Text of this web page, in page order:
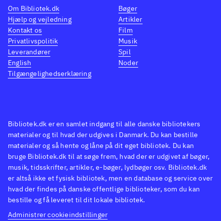
Bibliotek.dk er en samlet indgang til alle danske bibliotekers
materialer og til hvad der udgives i Danmark. Du kan bestille
materialer og så hente og låne på dit eget bibliotek. Du kan
bruge Bibliotek.dk til at søge frem, hvad der er udgivet af bøger,
musik, tidsskrifter, artikler, e-bøger, lydbøger osv. Bibliotek.dk
er altså ikke et fysisk bibliotek, men en database og service over
hvad der findes på danske offentlige biblioteker, som du kan
bestille og få leveret til dit lokale bibliotek.
Administrer cookieindstillinger
Om Bibliotek.dk
Hjælp og vejledning
Kontakt os
Privatlivspolitik
Leverandører
English
Tilgængelighedserklæring
Bøger
Artikler
Film
Musik
Spil
Noder